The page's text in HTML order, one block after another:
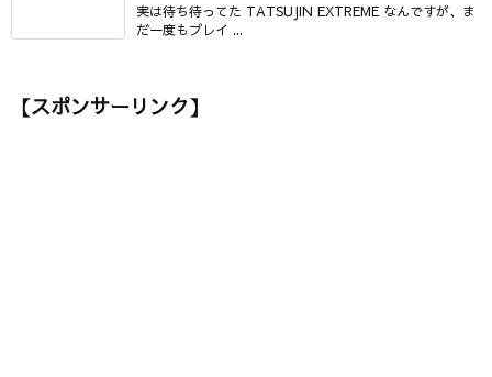
実は待ち待ってた TATSUJIN EXTREME なんですが、ま
だ一度もプレイ ...
【スポンサーリンク】